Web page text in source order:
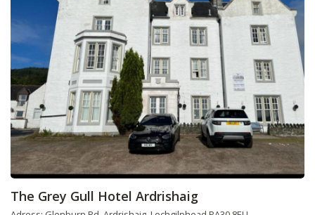
The Grey Gull Hotel Ardrishaig